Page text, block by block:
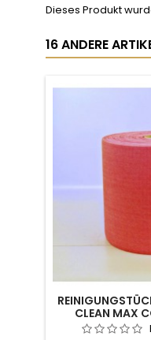
Dieses Produkt
16 ANDERE
CLEAN MAX